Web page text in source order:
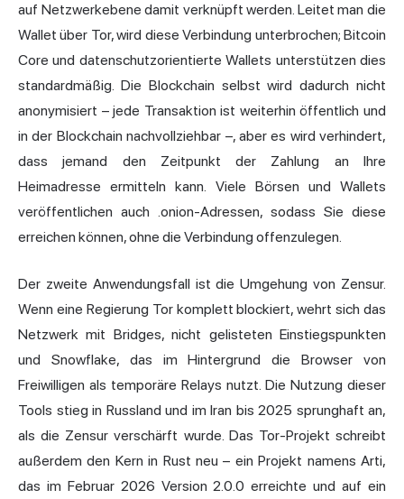
auf Netzwerkebene damit verknüpft werden. Leitet man die
Wallet über Tor, wird diese Verbindung unterbrochen; Bitcoin
Core und datenschutzorientierte Wallets unterstützen dies
standardmäßig. Die Blockchain selbst wird dadurch nicht
anonymisiert – jede Transaktion ist weiterhin öffentlich und
in der Blockchain nachvollziehbar –, aber es wird verhindert,
dass jemand den Zeitpunkt der Zahlung an Ihre
Heimadresse ermitteln kann. Viele Börsen und Wallets
veröffentlichen auch .onion-Adressen, sodass Sie diese
erreichen können, ohne die Verbindung offenzulegen.
Der zweite Anwendungsfall ist die Umgehung von Zensur.
Wenn eine Regierung Tor komplett blockiert, wehrt sich das
Netzwerk mit Bridges, nicht gelisteten Einstiegspunkten
und Snowflake, das im Hintergrund die Browser von
Freiwilligen als temporäre Relays nutzt. Die Nutzung dieser
Tools stieg in Russland und im Iran bis 2025 sprunghaft an,
als die Zensur verschärft wurde. Das Tor-Projekt schreibt
außerdem den Kern in Rust neu – ein Projekt namens Arti,
das im Februar 2026 Version 2.0.0 erreichte und auf ein